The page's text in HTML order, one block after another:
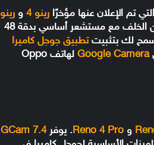
تم الإعلان عنها مؤخرًا رينو 4 ورينو
لا تعد استثناءً. تحتوي سلسلة اوبو Reno 4 على إعداد كاميرا رباعية من الخلف مع مستشعر أساسي بدقة 48
تطبيق جوجل كاميرا
Google Camera
لهاتف Oppo
وReno 4 Pro. يوفرGCam 7.4